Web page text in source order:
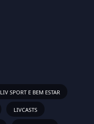
LIV SPORT E BEM ESTAR
LIVCASTS